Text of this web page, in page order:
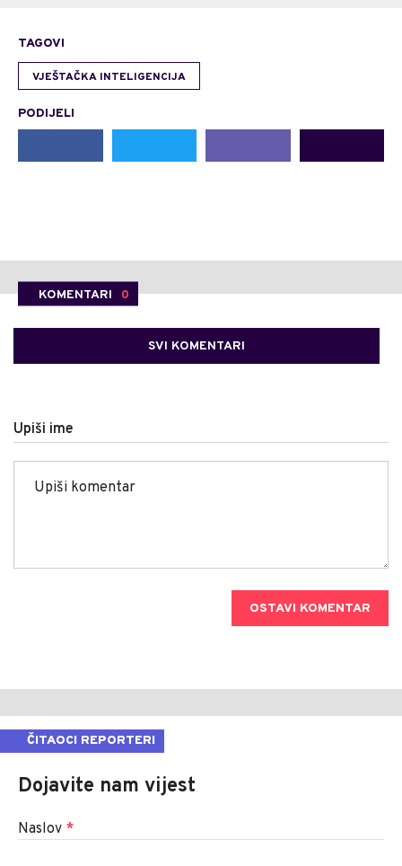
TAGOVI
VJEŠTAČKA INTELIGENCIJA
PODIJELI
KOMENTARI 0
SVI KOMENTARI
Upiši ime
OSTAVI KOMENTAR
ČITAOCI REPORTERI
Dojavite nam vijest
Naslov *